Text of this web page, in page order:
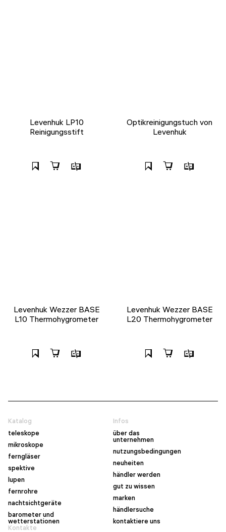
Levenhuk LP10
Reinigungsstift
Optikreinigungstuch von
Levenhuk
Levenhuk Wezzer BASE
L10 Thermohygrometer
Levenhuk Wezzer BASE
L20 Thermohygrometer
Katalog
teleskope
mikroskope
ferngläser
spektive
lupen
fernrohre
nachtsichtgeräte
barometer und
wetterstationen
Infos
über das
unternehmen
nutzungsbedingungen
neuheiten
händler werden
gut zu wissen
marken
händlersuche
kontaktiere uns
Kontakte